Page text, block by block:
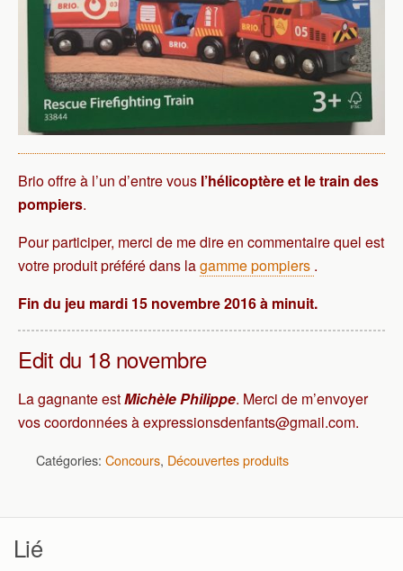
Brio offre à l’un d’entre vous l’hélicoptère et le train des
pompiers.
Pour participer, merci de me dire en commentaire quel est
votre produit préféré dans lagamme pompiers .
Fin du jeu mardi 15 novembre 2016 à minuit.
Edit du 18 novembre
La gagnante estMichèle Philippe. Merci de m’envoyer
vos coordonnées à expressionsdenfants@gmail.com.
Catégories: Concours, Découvertes produits
Lié